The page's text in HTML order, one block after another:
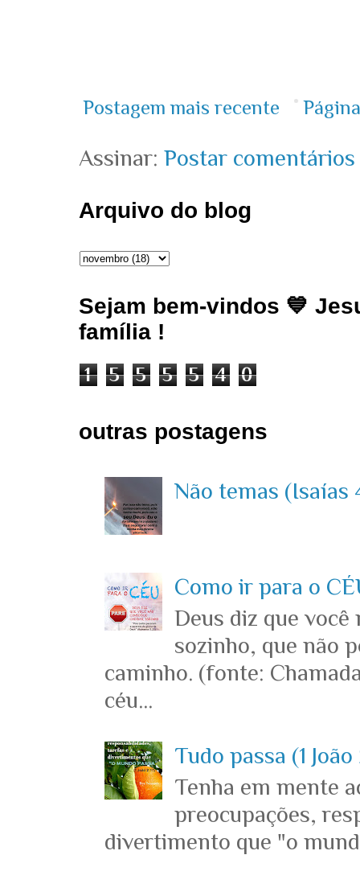
Postagem mais recente
Assinar:Postar
Arquivo do blog
Sejam bem-vindos 💙
família !
1 5 5 5 5 4 0
outras postagens
Não temas (Isaías
Como ir para o
Deus diz que você
sozinho, que não
caminho. (fonte:
céu...
Tudo passa (1 João
Tenha em mente
preocupações,
divertimento que "o